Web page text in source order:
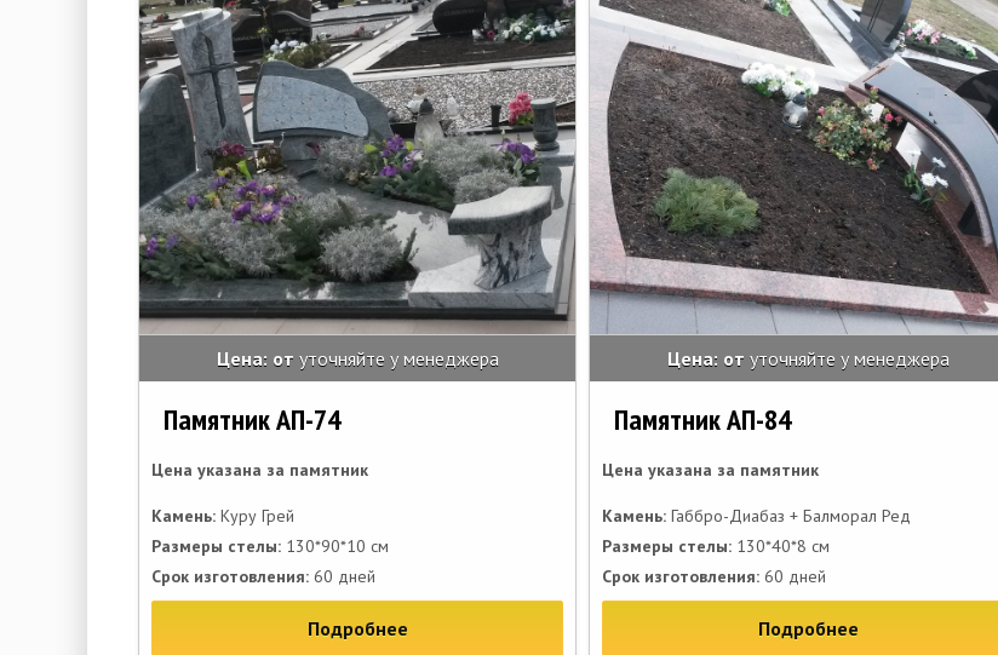
Цена: от уточняйте у менеджера
Памятник АП-74
Цена указана за памятник
Камень: Куру Грей
Размеры стелы: 130*90*10 см
Срок изготовления: 60 дней
Подробнее
Цена: от уточняйте у менеджера
Памятник АП-84
Цена указана за памятник
Камень: Габбро-Диабаз + Балморал Ред
Размеры стелы: 130*40*8 см
Срок изготовления: 60 дней
Подробнее